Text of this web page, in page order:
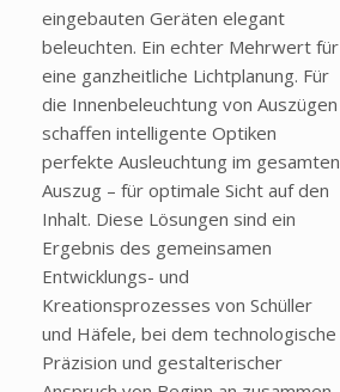
eingebauten Geräten elegant
beleuchten. Ein echter Mehrwert für
eine ganzheitliche Lichtplanung. Für
die Innenbeleuchtung von Auszügen
schaffen intelligente Optiken
perfekte Ausleuchtung im gesamten
Auszug – für optimale Sicht auf den
Inhalt. Diese Lösungen sind ein
Ergebnis des gemeinsamen
Entwicklungs- und
Kreationsprozesses von Schüller
und Häfele, bei dem technologische
Präzision und gestalterischer